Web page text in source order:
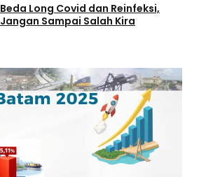
Beda Long Covid dan Reinfeksi,
Jangan Sampai Salah Kira